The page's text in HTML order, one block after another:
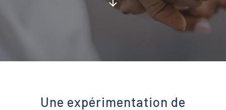
Une expérimentation de